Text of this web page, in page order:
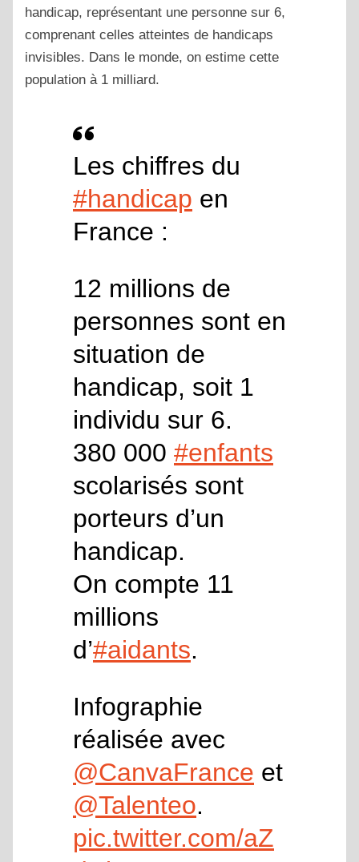
handicap, représentant une personne sur 6,
comprenant celles atteintes de handicaps
invisibles. Dans le monde, on estime cette
population à 1 milliard.
Les chiffres du
#handicap en
France :
12 millions de
personnes sont en
situation de
handicap, soit 1
individu sur 6.
380 000 #enfants
scolarisés sont
porteurs d’un
handicap.
On compte 11
millions
d’#aidants.
Infographie
réalisée avec
@CanvaFrance et
@Talenteo.
pic.twitter.com/aZ